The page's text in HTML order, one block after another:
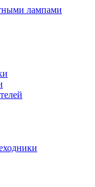
лампами